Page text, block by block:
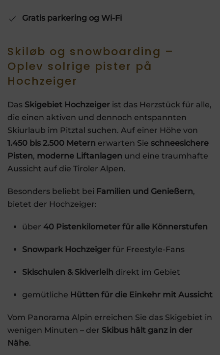
Gratis parkering og Wi-Fi
Skiløb og snowboarding –
Oplev solrige pister på
Hochzeiger
Das Skigebiet Hochzeiger ist das Herzstück für alle,
die einen aktiven und dennoch entspannten
Skiurlaub im Pitztal suchen. Auf einer Höhe von
1.450 bis 2.500 Metern erwarten Sie schneesichere
Pisten, moderne Liftanlagen und eine traumhafte
Aussicht auf die Tiroler Alpen.
Besonders beliebt bei Familien und Genießern,
bietet der Hochzeiger:
über 40 Pistenkilometer für alle Könnerstufen
Snowpark Hochzeiger für Freestyle-Fans
Skischulen & Skiverleih direkt im Gebiet
gemütliche Hütten für die Einkehr mit Aussicht
Vom Panorama Alpin erreichen Sie das Skigebiet in
wenigen Minuten – der Skibus hält ganz in der
Nähe.